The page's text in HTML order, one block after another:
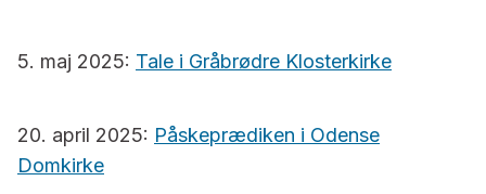
5. maj 2025: Tale i Gråbrødre Klosterkirke
20. april 2025: Påskeprædiken i Odense
Domkirke